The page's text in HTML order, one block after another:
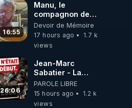
16:55
Manu, le
compagnon de
Kyria, raconte sa
garde à vue
musclée.
Devoir de Mémoire
17 hours ago
1.7 k
views
26:06
Jean-Marc
Sabatier - La
Covid-19 n'a été
que le début -
L'ARNm &
PAROLE LIBRE
15 hours ago
1.2 k
views